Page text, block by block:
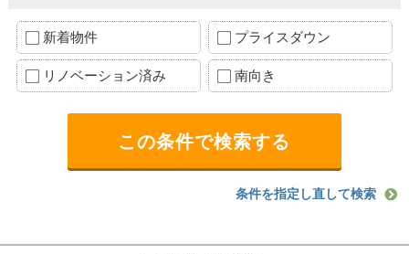
新着物件 プライスダウン
リノベーション済み 南向き
条件を指定し直して検索